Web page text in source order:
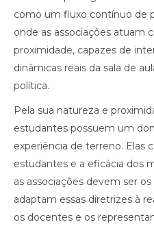
como um fluxo contínuo de
onde as associações atuam
proximidade, capazes de
dinâmicas reais da sala de
política.
Pela sua natureza e
estudantes possuem um
experiência de terreno. Elas
estudantes e a eficácia dos
as associações devem ser
adaptam essas diretrizes à
os docentes e os